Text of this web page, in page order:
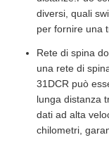
diversi, quali
per fornire una
Rete di spina
una rete di
31DCR può
lunga distanza
dati ad alta
chilometri,